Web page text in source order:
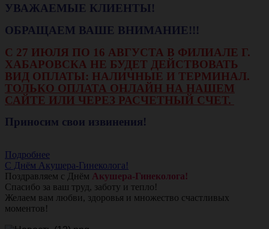
УВАЖАЕМЫЕ КЛИЕНТЫ!
ОБРАЩАЕМ ВАШЕ ВНИМАНИЕ!!!
С 27 ИЮЛЯ ПО 16 АВГУСТА В ФИЛИАЛЕ Г.
ХАБАРОВСКА НЕ БУДЕТ ДЕЙСТВОВАТЬ
ВИД ОПЛАТЫ: НАЛИЧНЫЕ И ТЕРМИНАЛ.
ТОЛЬКО ОПЛАТА ОНЛАЙН НА НАШЕМ
САЙТЕ ИЛИ ЧЕРЕЗ РАСЧЕТНЫЙ СЧЕТ.
Приносим свои извинения!
Подробнее
С Днём Акушера-Гинеколога!
Поздравляем с Днём Акушера-Гинеколога!
Спасибо за ваш труд, заботу и тепло!
Желаем вам любви, здоровья и множество счастливых
моментов!